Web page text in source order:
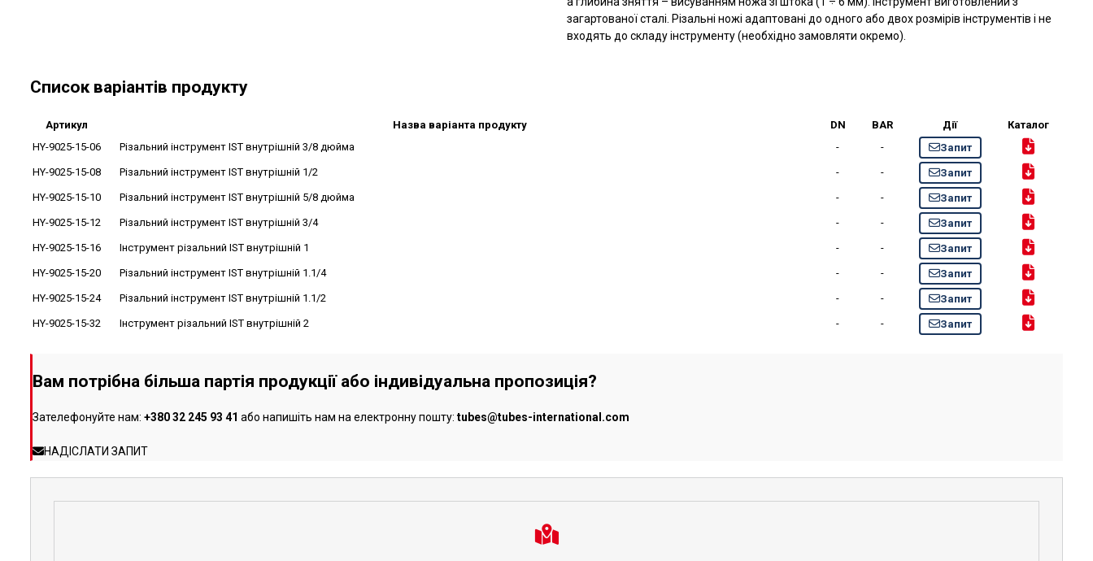
загартованої сталі. Різальні ножі адаптовані до одного або двох розмірів інструментів і не
входять до складу інструменту (необхідно замовляти окремо).
Список варіантів продукту
Артикул Назва варіанта продукту DN BAR Дії
Каталог
HY-9025-15-06
Різальний інструмент IST внутрішній 3/8 дюйма - -
Запит
HY-9025-15-08
Різальний інструмент IST внутрішній 1/2 - -
Запит
HY-9025-15-10
Різальний інструмент IST внутрішній 5/8 дюйма - -
Запит
HY-9025-15-12
Різальний інструмент IST внутрішній 3/4 - -
Запит
HY-9025-15-16
Інструмент різальний IST внутрішній 1 - -
Запит
HY-9025-15-20
Різальний інструмент IST внутрішній 1.1/4 - -
Запит
HY-9025-15-24
Різальний інструмент IST внутрішній 1.1/2 - -
Запит
HY-9025-15-32
Інструмент різальний IST внутрішній 2 - - Запит
Вам потрібна більша партія продукції або індивідуальна пропозиція?
Зателефонуйте нам: +380 32 245 93 41 або напишіть нам на електронну пошту: tubes@tubes-international.com
НАДІСЛАТИ ЗАПИТ